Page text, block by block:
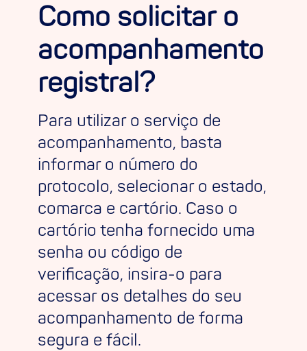
Como solicitar o
acompanhamento
registral?
Para utilizar o serviço de
acompanhamento, basta
informar o número do
protocolo, selecionar o estado,
comarca e cartório. Caso o
cartório tenha fornecido uma
senha ou código de
verificação, insira-o para
acessar os detalhes do seu
acompanhamento de forma
segura e fácil.